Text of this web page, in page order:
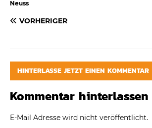
Neuss
VORHERIGER
HINTERLASSE JETZT EINEN KOMMENTAR
Kommentar hinterlassen
E-Mail Adresse wird nicht veröffentlicht.